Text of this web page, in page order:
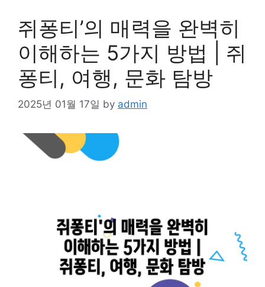
쥐퐁티’의 매력을 완벽히
이해하는 5가지 방법 | 쥐
퐁티, 여행, 문화 탐방
2025년 01월 17일 by admin